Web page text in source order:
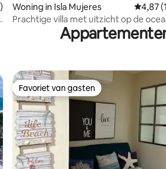
beoordeling van 4,92 op 5, 346
Woning in Isla Mujeres
4,87
Prachtige villa met uitzicht op de
en privézwembad
Favoriet van gasten
Favoriet van gasten